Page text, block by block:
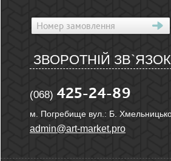
ЗВОРОТНІЙ ЗВ`ЯЗОК
(068) 425-24-89
м. Погребище вул.: Б.
admin@art-market.pro